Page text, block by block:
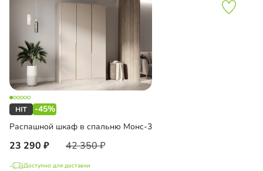
-45%
Распашной шкаф в спальню Монс-3
23 290 42 350
Доступно для доставки